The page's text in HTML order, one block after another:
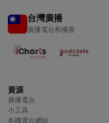
台灣廣播
廣播電台和播客
資源
廣播電台
小工具
各國電台網站